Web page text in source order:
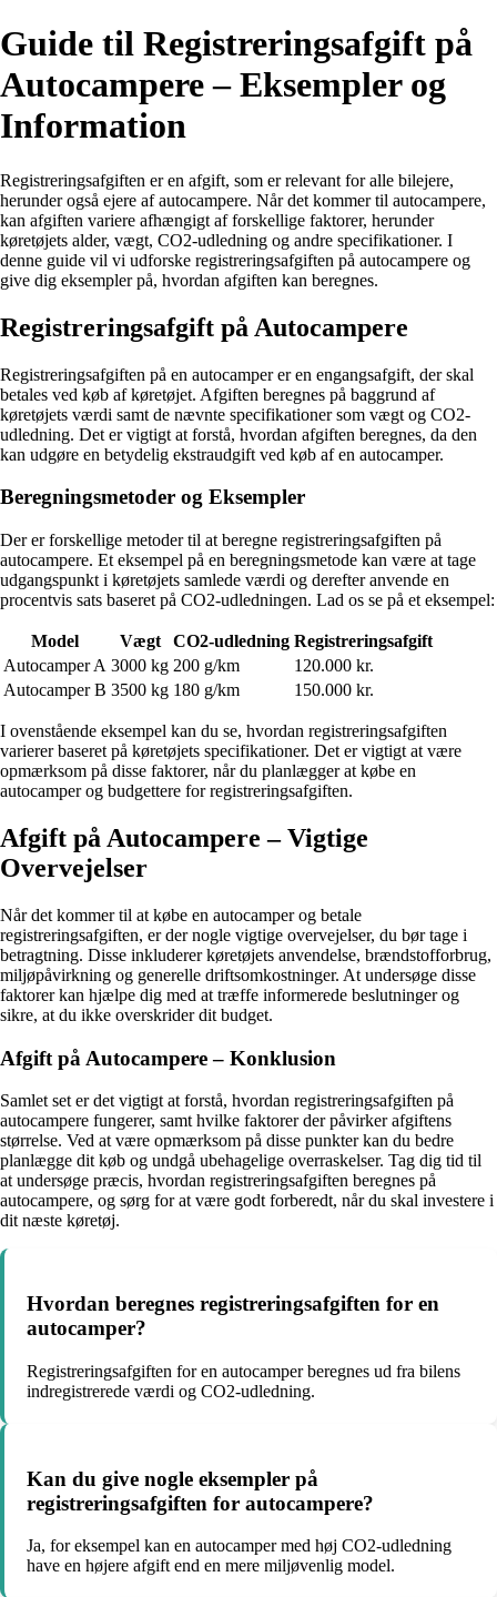
Guide til Registreringsafgift på
Autocampere – Eksempler og
Information
Registreringsafgiften er en afgift, som er relevant for alle bilejere,
herunder også ejere af autocampere. Når det kommer til autocampere,
kan afgiften variere afhængigt af forskellige faktorer, herunder
køretøjets alder, vægt, CO2-udledning og andre specifikationer. I
denne guide vil vi udforske registreringsafgiften på autocampere og
give dig eksempler på, hvordan afgiften kan beregnes.
Registreringsafgift på Autocampere
Registreringsafgiften på en autocamper er en engangsafgift, der skal
betales ved køb af køretøjet. Afgiften beregnes på baggrund af
køretøjets værdi samt de nævnte specifikationer som vægt og CO2-
udledning. Det er vigtigt at forstå, hvordan afgiften beregnes, da den
kan udgøre en betydelig ekstraudgift ved køb af en autocamper.
Beregningsmetoder og Eksempler
Der er forskellige metoder til at beregne registreringsafgiften på
autocampere. Et eksempel på en beregningsmetode kan være at tage
udgangspunkt i køretøjets samlede værdi og derefter anvende en
procentvis sats baseret på CO2-udledningen. Lad os se på et eksempel:
Model Vægt CO2-udledning Registreringsafgift
Autocamper A 3000 kg 200 g/km
120.000 kr.
Autocamper B 3500 kg 180 g/km 150.000 kr.
I ovenstående eksempel kan du se, hvordan registreringsafgiften
varierer baseret på køretøjets specifikationer. Det er vigtigt at være
opmærksom på disse faktorer, når du planlægger at købe en
autocamper og budgettere for registreringsafgiften.
Afgift på Autocampere – Vigtige
Overvejelser
Når det kommer til at købe en autocamper og betale
registreringsafgiften, er der nogle vigtige overvejelser, du bør tage i
betragtning. Disse inkluderer køretøjets anvendelse, brændstofforbrug,
miljøpåvirkning og generelle driftsomkostninger. At undersøge disse
faktorer kan hjælpe dig med at træffe informerede beslutninger og
sikre, at du ikke overskrider dit budget.
Afgift på Autocampere – Konklusion
Samlet set er det vigtigt at forstå, hvordan registreringsafgiften på
autocampere fungerer, samt hvilke faktorer der påvirker afgiftens
størrelse. Ved at være opmærksom på disse punkter kan du bedre
planlægge dit køb og undgå ubehagelige overraskelser. Tag dig tid til
at undersøge præcis, hvordan registreringsafgiften beregnes på
autocampere, og sørg for at være godt forberedt, når du skal investere i
dit næste køretøj.
Hvordan beregnes registreringsafgiften for en
autocamper?
Registreringsafgiften for en autocamper beregnes ud fra bilens
indregistrerede værdi og CO2-udledning.
Kan du give nogle eksempler på
registreringsafgiften for autocampere?
Ja, for eksempel kan en autocamper med høj CO2-udledning
have en højere afgift end en mere miljøvenlig model.